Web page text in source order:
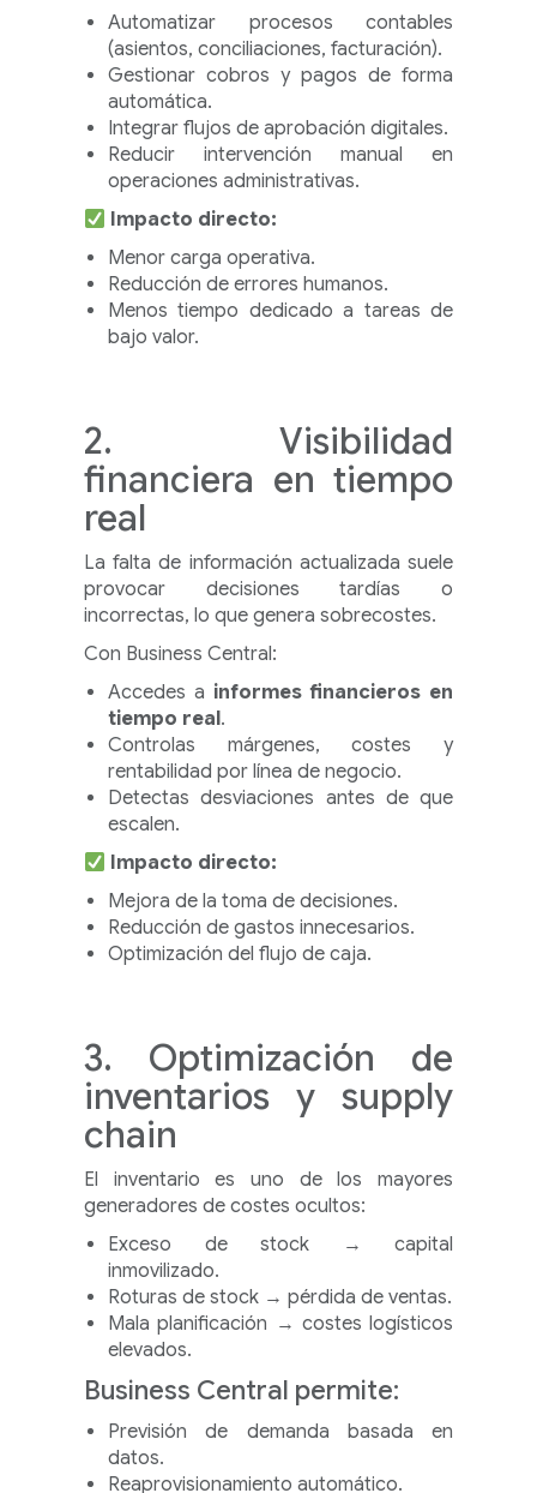
Automatizar procesos contables
(asientos, conciliaciones, facturación).
Gestionar cobros y pagos de forma
automática.
Integrar flujos de aprobación digitales.
Reducir intervención manual en
operaciones administrativas.
Impacto directo:
Menor carga operativa.
Reducción de errores humanos.
Menos tiempo dedicado a tareas de
bajo valor.
2. Visibilidad
financiera en tiempo
real
La falta de información actualizada suele
provocar decisiones tardías o
incorrectas, lo que genera sobrecostes.
Con Business Central:
Accedes a informes financieros en
tiempo real.
Controlas márgenes, costes y
rentabilidad por línea de negocio.
Detectas desviaciones antes de que
escalen.
Impacto directo:
Mejora de la toma de decisiones.
Reducción de gastos innecesarios.
Optimización del flujo de caja.
3. Optimización de
inventarios y supply
chain
El inventario es uno de los mayores
generadores de costes ocultos:
Exceso de stock → capital
inmovilizado.
Roturas de stock → pérdida de ventas.
Mala planificación → costes logísticos
elevados.
Business Central permite:
Previsión de demanda basada en
datos.
Reaprovisionamiento automático.